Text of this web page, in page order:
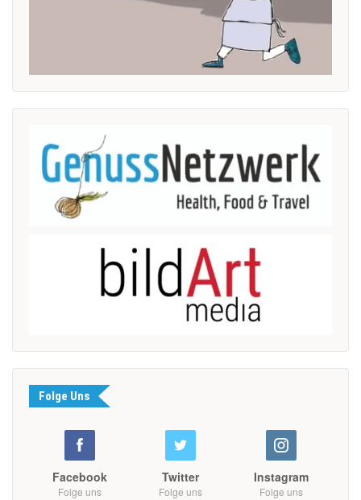
Folge Uns
Facebook
Folge uns
Twitter
Folge uns
Instagram
Folge uns